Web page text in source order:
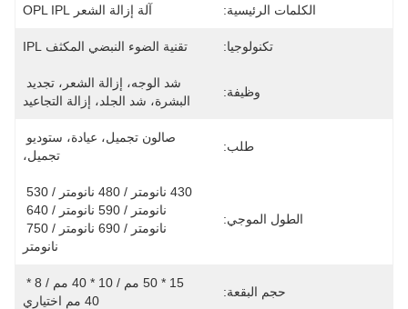
الكلمات الرئيسية: آلة إزالة الشعر OPL IPL
تكنولوجيا: تقنية الضوء النبضي المكثف IPL
وظيفة:
البشرة، شد الجلد، إزالة التجاعيد
طلب:
تجميل،
الطول الموجي:
نانومتر
حجم البقعة:
40 مم اختياري